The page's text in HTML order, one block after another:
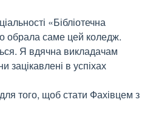
«Бібліотечна
обрала саме цей коледж.
Я вдячна викладачам
в успіхах
того, щоб стати Фахівцем з